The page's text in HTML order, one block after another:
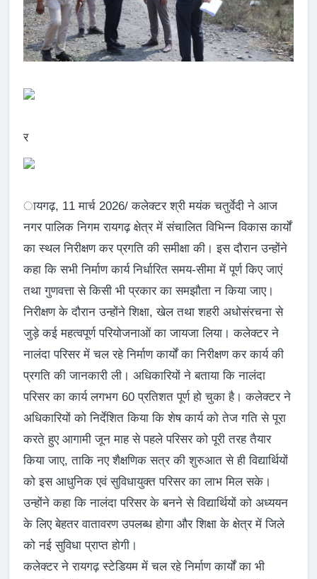
र
ायगढ़, 11 मार्च 2026/ कलेक्टर श्री मयंक चतुर्वेदी ने आज
नगर पालिक निगम रायगढ़ क्षेत्र में संचालित विभिन्न विकास कार्यों
का स्थल निरीक्षण कर प्रगति की समीक्षा की। इस दौरान उन्होंने
कहा कि सभी निर्माण कार्य निर्धारित समय-सीमा में पूर्ण किए जाएं
तथा गुणवत्ता से किसी भी प्रकार का समझौता न किया जाए।
निरीक्षण के दौरान उन्होंने शिक्षा, खेल तथा शहरी अधोसंरचना से
जुड़े कई महत्वपूर्ण परियोजनाओं का जायजा लिया। कलेक्टर ने
नालंदा परिसर में चल रहे निर्माण कार्यों का निरीक्षण कर कार्य की
प्रगति की जानकारी ली। अधिकारियों ने बताया कि नालंदा
परिसर का कार्य लगभग 60 प्रतिशत पूर्ण हो चुका है। कलेक्टर ने
अधिकारियों को निर्देशित किया कि शेष कार्य को तेज गति से पूरा
करते हुए आगामी जून माह से पहले परिसर को पूरी तरह तैयार
किया जाए, ताकि नए शैक्षणिक सत्र की शुरुआत से ही विद्यार्थियों
को इस आधुनिक एवं सुविधायुक्त परिसर का लाभ मिल सके।
उन्होंने कहा कि नालंदा परिसर के बनने से विद्यार्थियों को अध्ययन
के लिए बेहतर वातावरण उपलब्ध होगा और शिक्षा के क्षेत्र में जिले
को नई सुविधा प्राप्त होगी।
कलेक्टर ने रायगढ़ स्टेडियम में चल रहे निर्माण कार्यों का भी